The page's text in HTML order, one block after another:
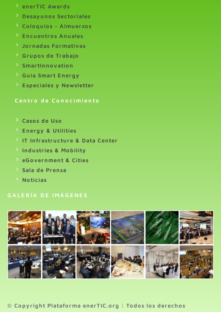
enerTIC Awards
Desayunos Sectoriales
Coloquios - Almuerzos
Encuentros Anuales
Jornadas Formativas
Grupos de Trabajo
SmartInnovation
Guia Smart Energy
Especiales y Newsletter
Centro de Conocimiento
Casos de Uso
Energy & Utilities
IT Infrastructure & Data Center
Industries & Mobility
eGovernment & Cities
Sala de Prensa
Noticias
GALERÍA DE IMÁGENES
© Copyright Plataforma enerTIC.org | Todos los derechos